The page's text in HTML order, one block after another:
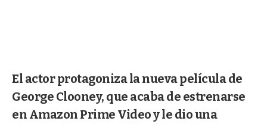
El actor protagoniza la nueva película de
George Clooney, que acaba de estrenarse
en Amazon Prime Video y le dio una